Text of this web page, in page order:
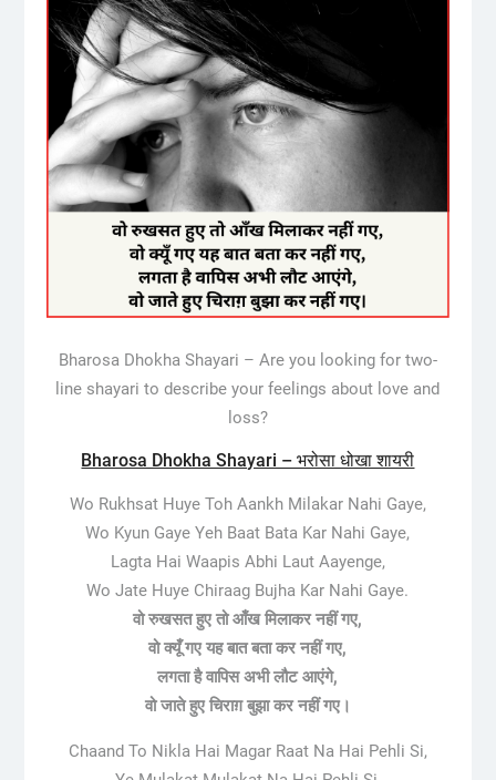
Bharosa Dhokha Shayari – Are you looking for two-
line shayari to describe your feelings about love and
loss?
Bharosa Dhokha Shayari – भरोसा धोखा शायरी
Wo Rukhsat Huye Toh Aankh Milakar Nahi Gaye,
Wo Kyun Gaye Yeh Baat Bata Kar Nahi Gaye,
Lagta Hai Waapis Abhi Laut Aayenge,
Wo Jate Huye Chiraag Bujha Kar Nahi Gaye.
वो रुखसत हुए तो आँख मिलाकर नहीं गए,
वो क्यूँ गए यह बात बता कर नहीं गए,
लगता है वापिस अभी लौट आएंगे,
वो जाते हुए चिराग़ बुझा कर नहीं गए।
Chaand To Nikla Hai Magar Raat Na Hai Pehli Si,